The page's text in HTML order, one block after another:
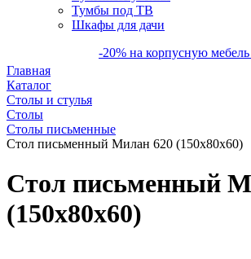
Тумбы под ТВ
Шкафы для дачи
-20% на корпусную мебель
Главная
Каталог
Столы и стулья
Столы
Столы письменные
Стол письменный Милан 620 (150х80х60)
Стол письменный
(150х80х60)